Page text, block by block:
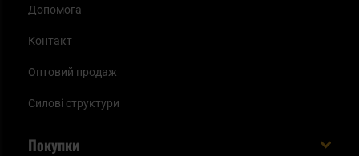
Допомога
Контакт
Оптовий продаж
Силові структури
Покупки